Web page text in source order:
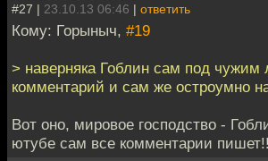
#27 | 23.10.13 06:46 | ответить
Кому: Горыныч, #19
> наверняка Гоблин сам под чужим
комментарий и сам же остроумно
Вот оно, мировое господство -
ютубе сам все комментарии